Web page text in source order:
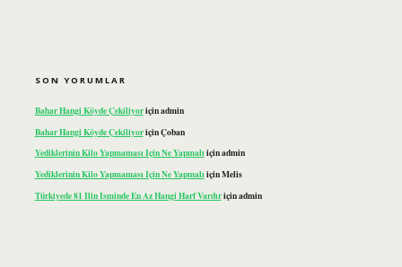
SON YORUMLAR
Bahar Hangi Köyde Çekiliyoriçinadmin
Bahar Hangi Köyde ÇekiliyoriçinÇoban
Yediklerinin Kilo Yapmaması Için Ne Yapmalıiçinadmin
Yediklerinin Kilo Yapmaması Için Ne YapmalıiçinMelis
Türkiyede 81 Ilin Isminde En Az Hangi Harf Vardıriçinadmin